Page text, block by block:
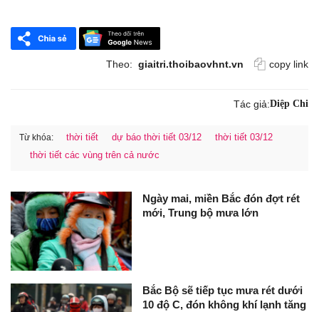
Theo: giaitri.thoibaovhnt.vn copy link
Tác giả:Diệp Chi
Từ khóa: thời tiết dự báo thời tiết 03/12
thời tiết 03/12
thời tiết các vùng trên cả nước
Ngày mai, miền Bắc đón đợt rét
mới, Trung bộ mưa lớn
Bắc Bộ sẽ tiếp tục mưa rét dưới
10 độ C, đón không khí lạnh tăng